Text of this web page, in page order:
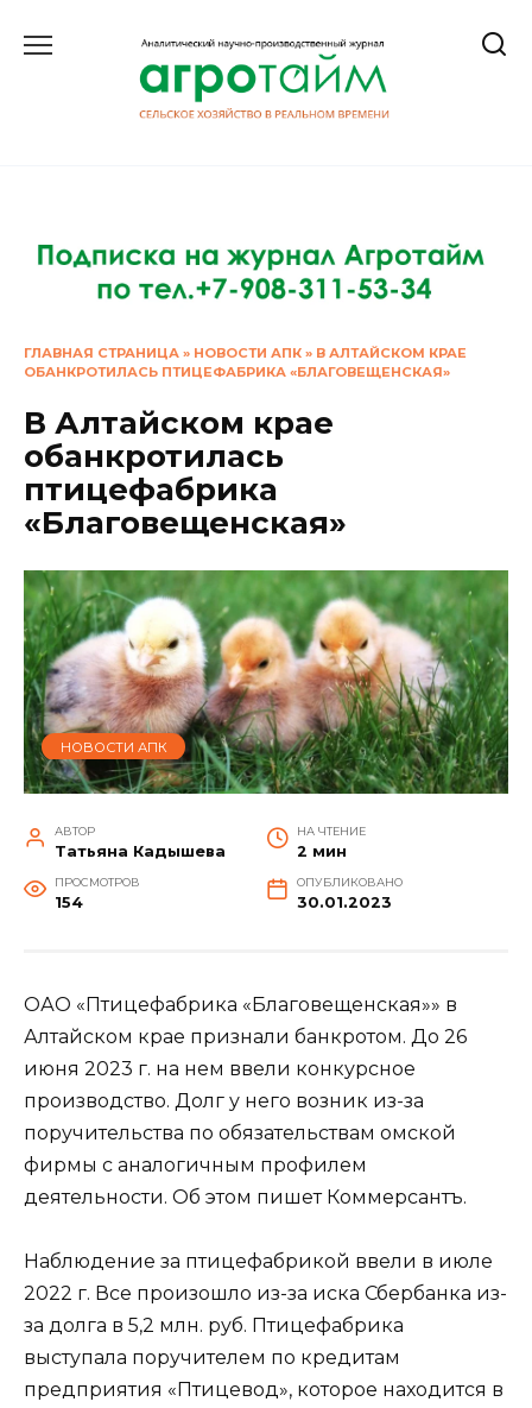
ГЛАВНАЯ СТРАНИЦА » НОВОСТИ АПК » В АЛТАЙСКОМ КРАЕ
ОБАНКРОТИЛАСЬ ПТИЦЕФАБРИКА «БЛАГОВЕЩЕНСКАЯ»
В Алтайском крае
обанкротилась
птицефабрика
«Благовещенская»
НОВОСТИ АПК
АВТОР
Татьяна Кадышева
НА ЧТЕНИЕ
2 мин
ПРОСМОТРОВ
154
ОПУБЛИКОВАНО
30.01.2023
ОАО «Птицефабрика «Благовещенская»» в
Алтайском крае признали банкротом. До 26
июня 2023 г. на нем ввели конкурсное
производство. Долг у него возник из-за
поручительства по обязательствам омской
фирмы с аналогичным профилем
деятельности. Об этом пишет Коммерсантъ.
Наблюдение за птицефабрикой ввели в июле
2022 г. Все произошло из-за иска Сбербанка из-
за долга в 5,2 млн. руб. Птицефабрика
выступала поручителем по кредитам
предприятия «Птицевод», которое находится в